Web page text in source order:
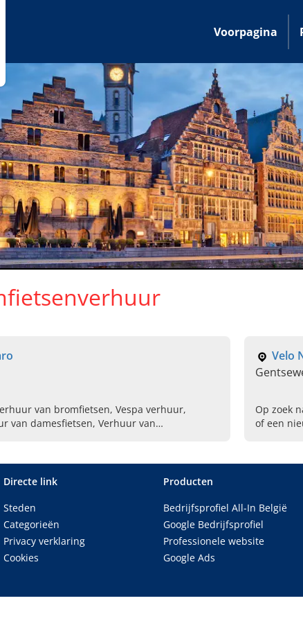
Voorpagina
van bromfietsen, Vespa verhuur,
van damesfietsen, Verhuur van
Velo
Op zoek
of een
Directe link
Steden
Categorieën
Privacy verklaring
Cookies
Producten
Bedrijfsprofiel All-In België
Google Bedrijfsprofiel
Professionele website
Google Ads